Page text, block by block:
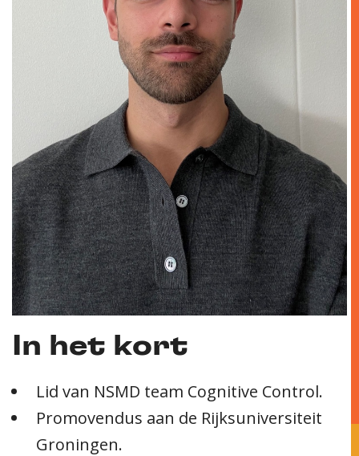
In het kort
Lid van NSMD team Cognitive Control.
Promovendus aan de Rijksuniversiteit
Groningen.